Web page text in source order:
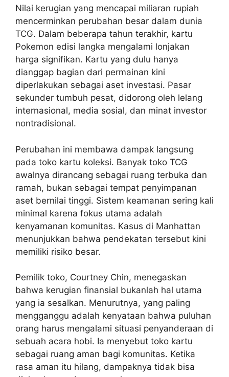
Nilai kerugian yang mencapai miliaran rupiah
mencerminkan perubahan besar dalam dunia
TCG. Dalam beberapa tahun terakhir, kartu
Pokemon edisi langka mengalami lonjakan
harga signifikan. Kartu yang dulu hanya
dianggap bagian dari permainan kini
diperlakukan sebagai aset investasi. Pasar
sekunder tumbuh pesat, didorong oleh lelang
internasional, media sosial, dan minat investor
nontradisional.
Perubahan ini membawa dampak langsung
pada toko kartu koleksi. Banyak toko TCG
awalnya dirancang sebagai ruang terbuka dan
ramah, bukan sebagai tempat penyimpanan
aset bernilai tinggi. Sistem keamanan sering kali
minimal karena fokus utama adalah
kenyamanan komunitas. Kasus di Manhattan
menunjukkan bahwa pendekatan tersebut kini
memiliki risiko besar.
Pemilik toko, Courtney Chin, menegaskan
bahwa kerugian finansial bukanlah hal utama
yang ia sesalkan. Menurutnya, yang paling
mengganggu adalah kenyataan bahwa puluhan
orang harus mengalami situasi penyanderaan di
sebuah acara hobi. Ia menyebut toko kartu
sebagai ruang aman bagi komunitas. Ketika
rasa aman itu hilang, dampaknya tidak bisa